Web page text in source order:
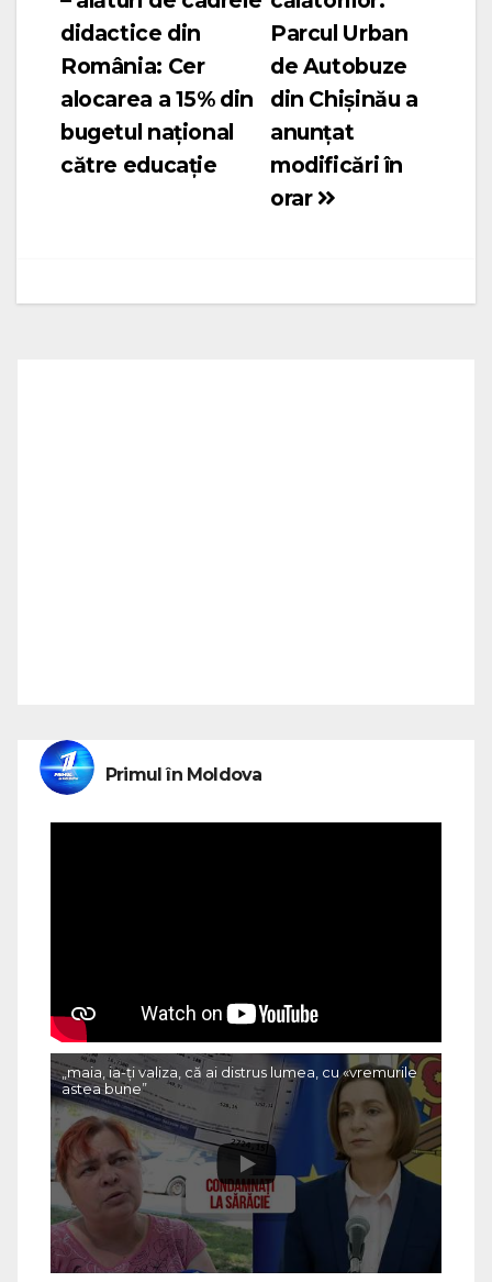
articole
Parcul Urban
de Autobuze
din Chișinău a
anunțat
modificări în
orar
didactice din
România: Cer
alocarea a 15% din
bugetul naţional
către educaţie
Primul în Moldova
„maia, ia-ți valiza, că ai distrus lumea, cu «vremurile
astea bune”